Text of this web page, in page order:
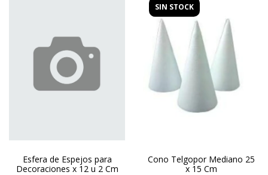
Esfera de Espejos para
Decoraciones x 12 u 2 Cm
SIN STOCK
Cono Telgopor Mediano 25
x 15 Cm